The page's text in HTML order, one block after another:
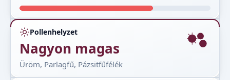
Pollenhelyzet
Nagyon magas
Üröm, Parlagfű, Pázsitfűfélék